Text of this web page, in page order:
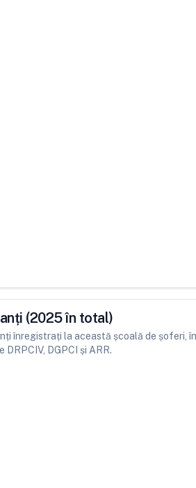
(2025 în total)
înregistrați la această școală de șoferi,
DGPCI și ARR.